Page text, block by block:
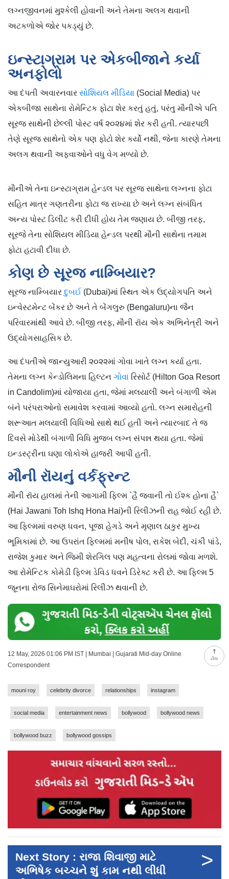
ટોચ
લગ્નજીવનમાં મુશ્કેલી હોવાની અને તેમના અલગ થવાની
અટકળોએ જોર પકડ્યું છે.
ઇન્સ્ટાગ્રામ પર એકબીજાને કર્યા
અનફોલો
આ દંપતી અવારનવાર સોશિયલ મીડિયા (Social Media) પર
એકબીજા સાથેના રોમેન્ટિક ફોટા શેર કરતું હતું, પરંતુ મૌનીએ પતિ
સૂરજ સાથેની છેલ્લી પોસ્ટ વર્ષ ૨૦૨૪માં શેર કરી હતી. ત્યારપછી
તેણે સૂરજ સાથેનો એક પણ ફોટો શેર કર્યો નથી, જેના કારણે તેમના
અલગ થવાની અફવાઓને વધુ વેગ મળ્યો છે.
મૌનીએ તેના ઇન્સ્ટાગ્રામ હેન્ડલ પર સૂરજ સાથેના લગ્નના ફોટા
સહિત માત્ર ગણતરીના ફોટા જ રાખ્યા છે અને લગ્ન સંબંધિત
અન્ય પોસ્ટ ડિલીટ કરી દીધી હોય તેમ જણાય છે. બીજી તરફ,
સૂરજે તેના સોશિયલ મીડિયા હેન્ડલ પરથી મૌની સાથેના તમામ
ફોટા હટાવી દીધા છે.
કોણ છે સૂરજ નામ્બિયાર?
સૂરજ નામ્બિયાર દુબઈ (Dubai)માં સ્થિત એક ઉદ્યોગપતિ અને
ઇન્વેસ્ટમેન્ટ બેંકર છે અને તે બેંગલુરુ (Bengaluru)ના જૈન
પરિવારમાંથી આવે છે. બીજી તરફ, મૌની રૉય એક અભિનેત્રી અને
ઉદ્યોગસાહસિક છે.
આ દંપતીએ જાન્યુઆરી ૨૦૨૨માં ગોવા ખાતે લગ્ન કર્યા હતા.
તેમના લગ્ન કેન્ડોલિમના હિલ્ટન ગોવા રિસોર્ટ (Hilton Goa Resort
in Candolim)માં યોજાયા હતા, જેમાં મલયાલી અને બંગાળી એમ
બંને પરંપરાઓનો સમાવેશ કરવામાં આવ્યો હતો. લગ્ન સમારોહની
શરૂઆત મલયાલી વિધિઓ સાથે થઈ હતી અને ત્યારબાદ તે જ
દિવસે મોડેથી બંગાળી વિધિ મુજબ લગ્ન સંપન્ન થયા હતા. જેમાં
ઇન્ડસ્ટ્રીના ઘણા લોકોએ હાજરી આપી હતી.
મૌની રૉયનું વર્કફ્રન્ટ
મૌની રૉય હાલમાં તેની આગામી ફિલ્મ `હૈ જવાની તો ઈશ્ક હોના હૈ`
(Hai Jawani Toh Ishq Hona Hai)ની રિલીઝની રાહ જોઈ રહી છે.
આ ફિલ્મમાં વરુણ ધવન, પૂજા હેગડે અને મૃણાલ ઠાકુર મુખ્ય
ભૂમિકામાં છે. આ ઉપરાંત ફિલ્મમાં મનીષ પોલ, રાકેશ બેદી, ચંકી પાંડે,
રાજેશ કુમાર અને જિમી શેરગિલ પણ મહત્વના રોલમાં જોવા મળશે.
આ રોમેન્ટિક કોમેડી ફિલ્મ ડેવિડ ધવને ડિરેક્ટ કરી છે. આ ફિલ્મ 5
જૂનના રોજ સિનેમાઘરોમાં રિલીઝ થવાની છે.
12 May, 2026 01:06 PM IST | Mumbai | Gujarati Mid-day Online
Correspondent
mouni roy celebrity divorce relationships instagram
social media entertainment news bollywood bollywood news
bollywood buzz bollywood gossips
Next Story : રાજા શિવાજી માટે
અભિષેક બચ્ચને શું કામ નથી લીધી
>